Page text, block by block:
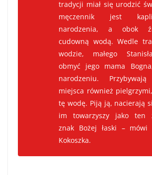
tradycji miał się urodzić
męczennik jest
narodzenia, a obok
cudowną wodą. Wedle
wodzie, małego
obmyć jego mama
narodzeniu.
miejsca również
tę wodę. Piją ją, nacierają
im towarzyszy jako ten
znak Bożej łaski – mówi
Kokoszka.